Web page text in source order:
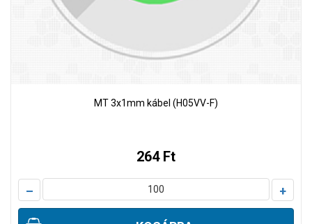
MT 3x1mm kábel (H05VV-F)
264 Ft
– +